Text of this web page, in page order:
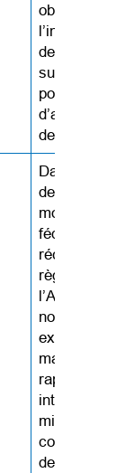
obtenir de
l’information
des services
pour l’AMM et
d’autres
de fin de vie.
Dans le cadre
des
modifications
fédérales
récentes des
règlements
l’AMM, de
nouvelles
exigences en
matière de
rapports sont
introduites
mieux
comprendre
demande